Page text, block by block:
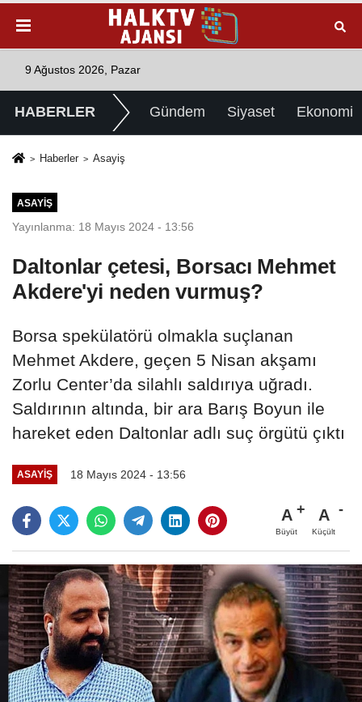
9 Ağustos 2026, Pazar
HABERLER Gündem Siyaset Ekonomi
Haberler Asayiş
ASAYIŞ
Yayınlanma: 18 Mayıs 2024 - 13:56
Daltonlar çetesi, Borsacı Mehmet
Akdere'yi neden vurmuş?
Borsa spekülatörü olmakla suçlanan
Mehmet Akdere, geçen 5 Nisan akşamı
Zorlu Center’da silahlı saldırıya uğradı.
Saldırının altında, bir ara Barış Boyun ile
hareket eden Daltonlar adlı suç örgütü çıktı
ASAYIŞ 18 Mayıs 2024 - 13:56
A
Büyüt
A
Küçült